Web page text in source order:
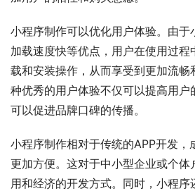
小程序制作可以优化用户体验。由于
加载速度快等优点，用户在使用过
载和安装操作，从而享受到更加流畅
种优秀的用户体验不仅可以提高用户
可以促进品牌口碑的传播。
小程序制作相对于传统的APP开发，
更加方便。这对于中小型企业或个体
用和经济的开发方式。同时，小程序